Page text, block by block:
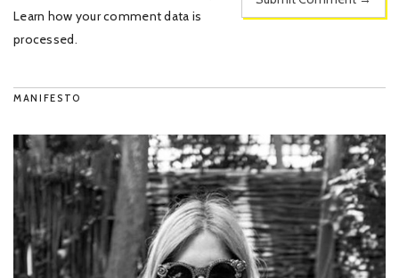
Learn how your comment data is
processed.
MANIFESTO